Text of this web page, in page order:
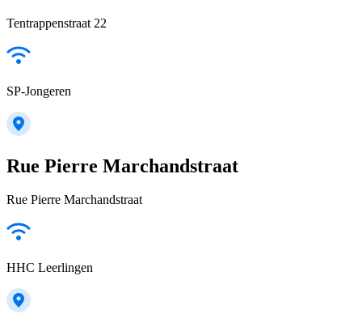
Tentrappenstraat 22
SP-Jongeren
Rue Pierre Marchandstraat
Rue Pierre Marchandstraat
HHC Leerlingen